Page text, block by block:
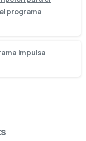
programa
Impulsa